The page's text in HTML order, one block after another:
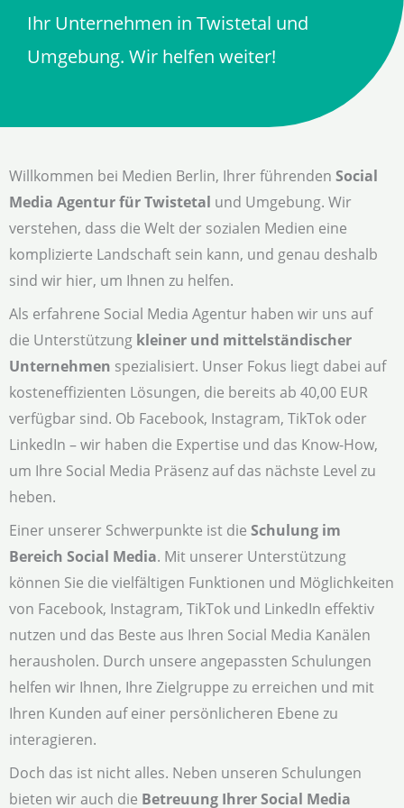
Ihr Unternehmen in Twistetal und
Umgebung. Wir helfen weiter!
Willkommen bei Medien Berlin, Ihrer führenden Social
Media Agentur für Twistetal und Umgebung. Wir
verstehen, dass die Welt der sozialen Medien eine
komplizierte Landschaft sein kann, und genau deshalb
sind wir hier, um Ihnen zu helfen.
Als erfahrene Social Media Agentur haben wir uns auf
die Unterstützung kleiner und mittelständischer
Unternehmen spezialisiert. Unser Fokus liegt dabei auf
kosteneffizienten Lösungen, die bereits ab 40,00 EUR
verfügbar sind. Ob Facebook, Instagram, TikTok oder
LinkedIn – wir haben die Expertise und das Know-How,
um Ihre Social Media Präsenz auf das nächste Level zu
heben.
Einer unserer Schwerpunkte ist die Schulung im
Bereich Social Media. Mit unserer Unterstützung
können Sie die vielfältigen Funktionen und Möglichkeiten
von Facebook, Instagram, TikTok und LinkedIn effektiv
nutzen und das Beste aus Ihren Social Media Kanälen
herausholen. Durch unsere angepassten Schulungen
helfen wir Ihnen, Ihre Zielgruppe zu erreichen und mit
Ihren Kunden auf einer persönlicheren Ebene zu
interagieren.
Doch das ist nicht alles. Neben unseren Schulungen
bieten wir auch die Betreuung Ihrer Social Media